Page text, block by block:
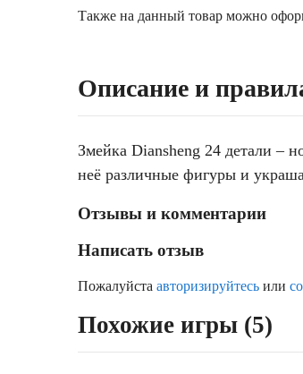
Также на данный товар можно
Описание и
Змейка Diansheng 24 детали –
неё различные фигуры и
Отзывы и комментарии
Написать отзыв
Пожалуйста авторизируйтесь или
Похожие игры (5)